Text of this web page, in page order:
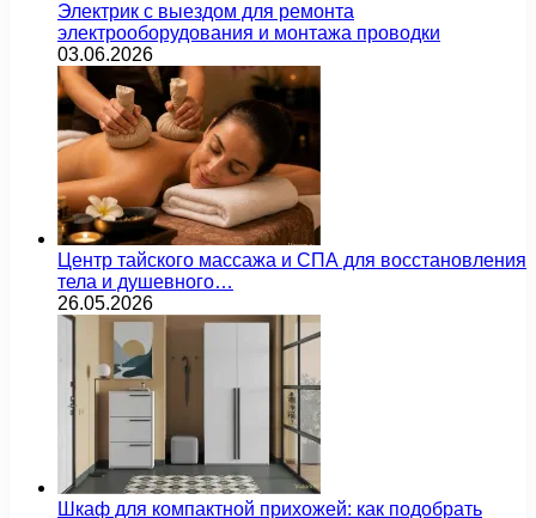
Электрик с выездом для ремонта
электрооборудования и монтажа проводки
03.06.2026
Центр тайского массажа и СПА для восстановления
тела и душевного…
26.05.2026
Шкаф для компактной прихожей: как подобрать